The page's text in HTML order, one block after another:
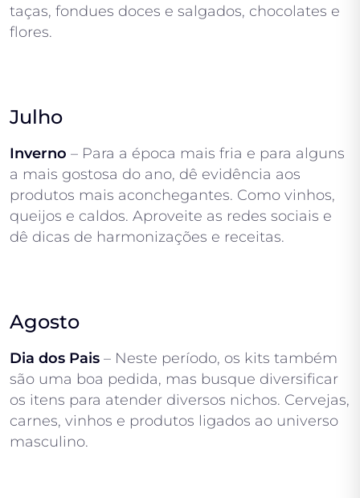
taças, fondues doces e salgados, chocolates e
flores.
Julho
Inverno – Para a época mais fria e para alguns
a mais gostosa do ano, dê evidência aos
produtos mais aconchegantes. Como vinhos,
queijos e caldos. Aproveite as redes sociais e
dê dicas de harmonizações e receitas.
Agosto
Dia dos Pais – Neste período, os kits também
são uma boa pedida, mas busque diversificar
os itens para atender diversos nichos. Cervejas,
carnes, vinhos e produtos ligados ao universo
masculino.